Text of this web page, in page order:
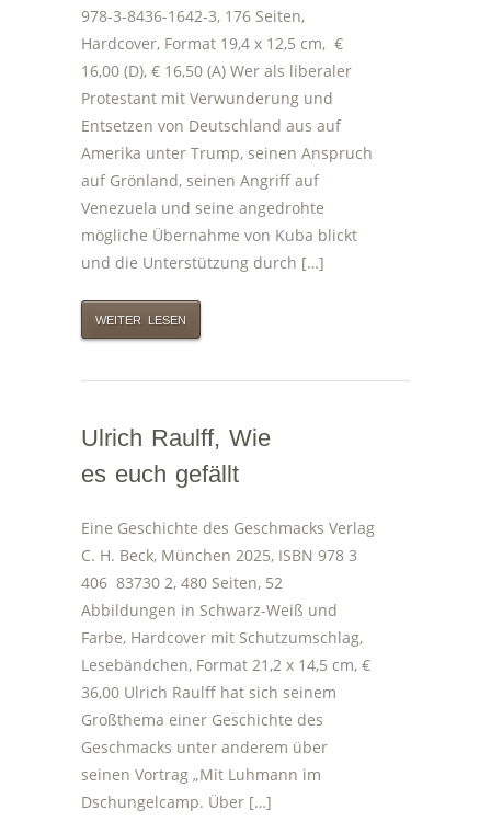
978-3-8436-1642-3, 176 Seiten,
Hardcover, Format 19,4 x 12,5 cm, €
16,00 (D), € 16,50 (A) Wer als liberaler
Protestant mit Verwunderung und
Entsetzen von Deutschland aus auf
Amerika unter Trump, seinen Anspruch
auf Grönland, seinen Angriff auf
Venezuela und seine angedrohte
mögliche Übernahme von Kuba blickt
und die Unterstützung durch […]
WEITER LESEN
Ulrich Raulff, Wie
es euch gefällt
Eine Geschichte des Geschmacks Verlag
C. H. Beck, München 2025, ISBN 978 3
406 83730 2, 480 Seiten, 52
Abbildungen in Schwarz-Weiß und
Farbe, Hardcover mit Schutzumschlag,
Lesebändchen, Format 21,2 x 14,5 cm, €
36,00 Ulrich Raulff hat sich seinem
Großthema einer Geschichte des
Geschmacks unter anderem über
seinen Vortrag „Mit Luhmann im
Dschungelcamp. Über […]